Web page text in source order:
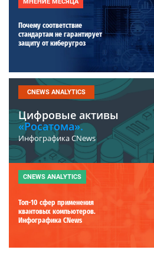
Почему соответствие
стандартам не гарантирует
защиту от киберугроз
CNEWS ANALYTICS
Цифровые активы
«Росатома».
Инфографика CNews
CNEWS ANALYTICS
Топ-10 сфер применения
квантовых компьютеров.
Инфографика CNews